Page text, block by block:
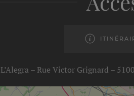
L’Alegra – Rue Victor Grignard –